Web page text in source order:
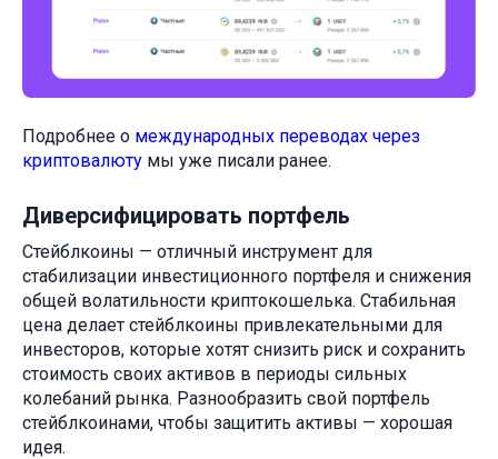
Подробнее о международных переводах через
криптовалюту мы уже писали ранее.
Диверсифицировать портфель
Стейблкоины — отличный инструмент для
стабилизации инвестиционного портфеля и снижения
общей волатильности криптокошелька. Стабильная
цена делает стейблкоины привлекательными для
инвесторов, которые хотят снизить риск и сохранить
стоимость своих активов в периоды сильных
колебаний рынка. Разнообразить свой портфель
стейблкоинами, чтобы защитить активы — хорошая
идея.